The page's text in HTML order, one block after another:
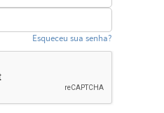
Esqueceu sua senha?